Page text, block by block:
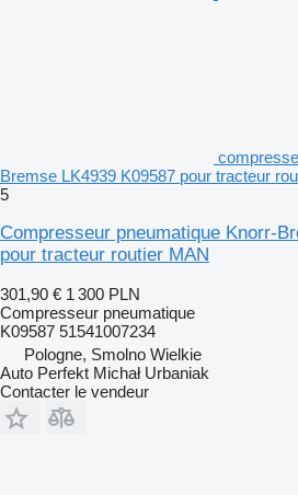
Bremse LK4939 K09587 pour tracteur
5
Compresseur pneumatique Knorr-
pour tracteur routier MAN
301,90 € 1 300 PLN
Compresseur pneumatique
K09587 51541007234
Pologne, Smolno Wielkie
Auto Perfekt Michał Urbaniak
Contacter le vendeur